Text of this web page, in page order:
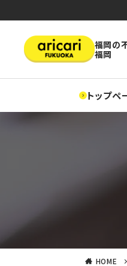
福岡の
福岡
トップペ
HOME